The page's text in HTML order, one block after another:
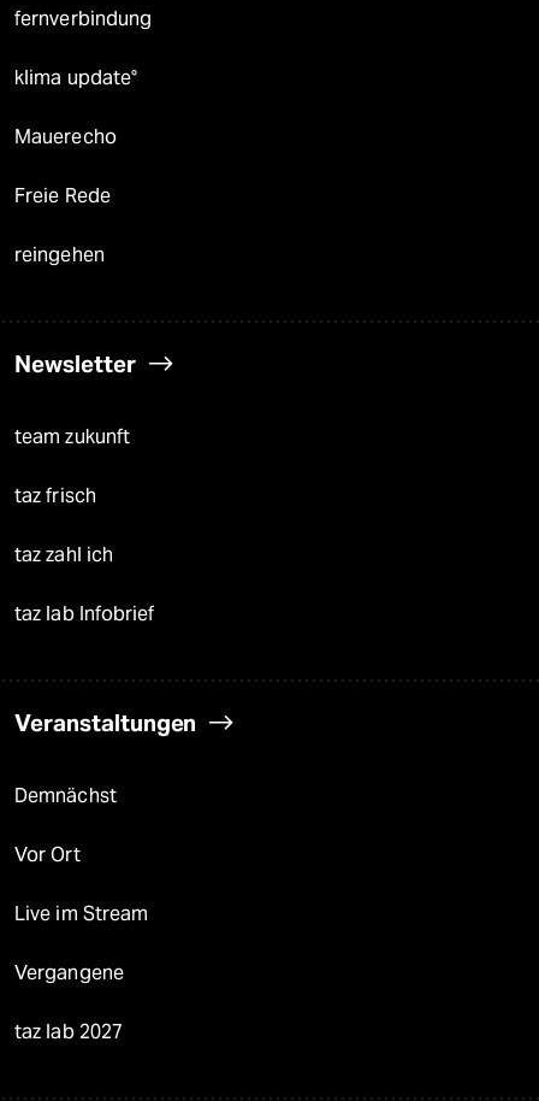
fernverbindung
klima update°
Mauerecho
Freie Rede
reingehen
Newsletter
team zukunft
taz frisch
taz zahl ich
taz lab Infobrief
Veranstaltungen
Demnächst
Vor Ort
Live im Stream
Vergangene
taz lab 2027